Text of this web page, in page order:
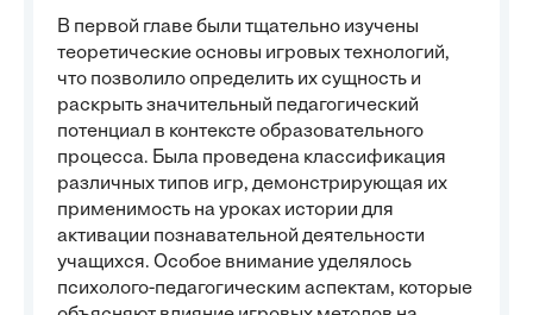
В первой главе были тщательно изучены
теоретические основы игровых технологий,
что позволило определить их сущность и
раскрыть значительный педагогический
потенциал в контексте образовательного
процесса. Была проведена классификация
различных типов игр, демонстрирующая их
применимость на уроках истории для
активации познавательной деятельности
учащихся. Особое внимание уделялось
психолого-педагогическим аспектам, которые